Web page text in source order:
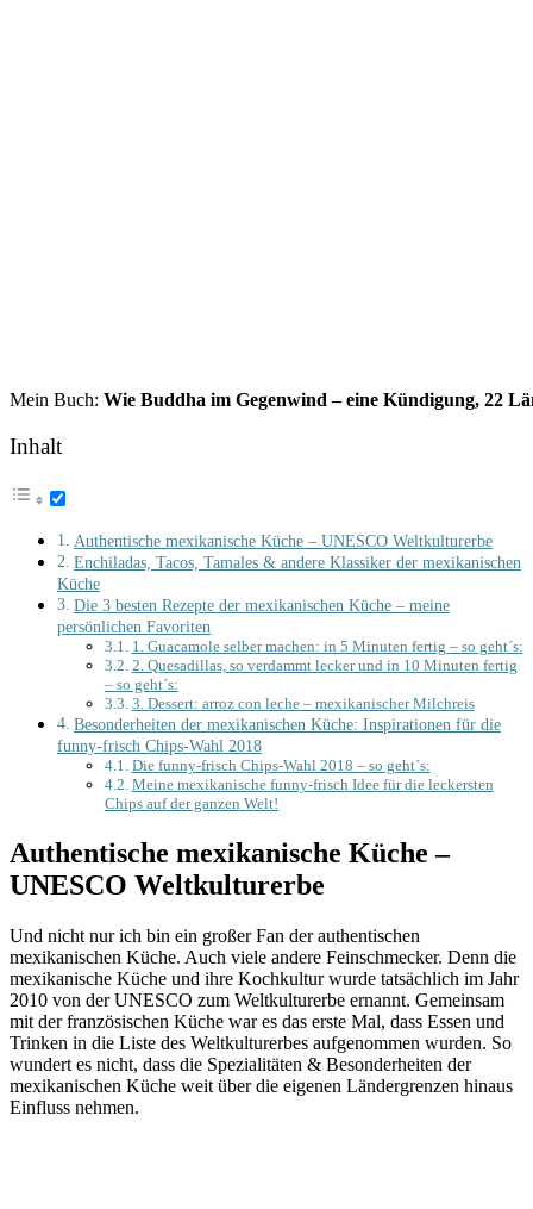
Mein Buch: Wie Buddha im Gegenwind – eine Kündigung, 22
Inhalt
Authentische mexikanische Küche – UNESCO Weltkulturerbe
Enchiladas, Tacos, Tamales & andere Klassiker der mexikanischen
Küche
Die 3 besten Rezepte der mexikanischen Küche – meine
persönlichen Favoriten
1. Guacamole selber machen: in 5 Minuten fertig – so geht´s:
2. Quesadillas, so verdammt lecker und in 10 Minuten fertig
– so geht´s:
3. Dessert: arroz con leche – mexikanischer Milchreis
Besonderheiten der mexikanischen Küche: Inspirationen für die
funny-frisch Chips-Wahl 2018
Die funny-frisch Chips-Wahl 2018 – so geht´s:
Meine mexikanische funny-frisch Idee für die leckersten
Chips auf der ganzen Welt!
Authentische mexikanische Küche –
UNESCO Weltkulturerbe
Und nicht nur ich bin ein großer Fan der authentischen
mexikanischen Küche. Auch viele andere Feinschmecker. Denn die
mexikanische Küche und ihre Kochkultur wurde tatsächlich im Jahr
2010 von der UNESCO zum Weltkulturerbe ernannt. Gemeinsam
mit der französischen Küche war es das erste Mal, dass Essen und
Trinken in die Liste des Weltkulturerbes aufgenommen wurden. So
wundert es nicht, dass die Spezialitäten & Besonderheiten der
mexikanischen Küche weit über die eigenen Ländergrenzen hinaus
Einfluss nehmen.